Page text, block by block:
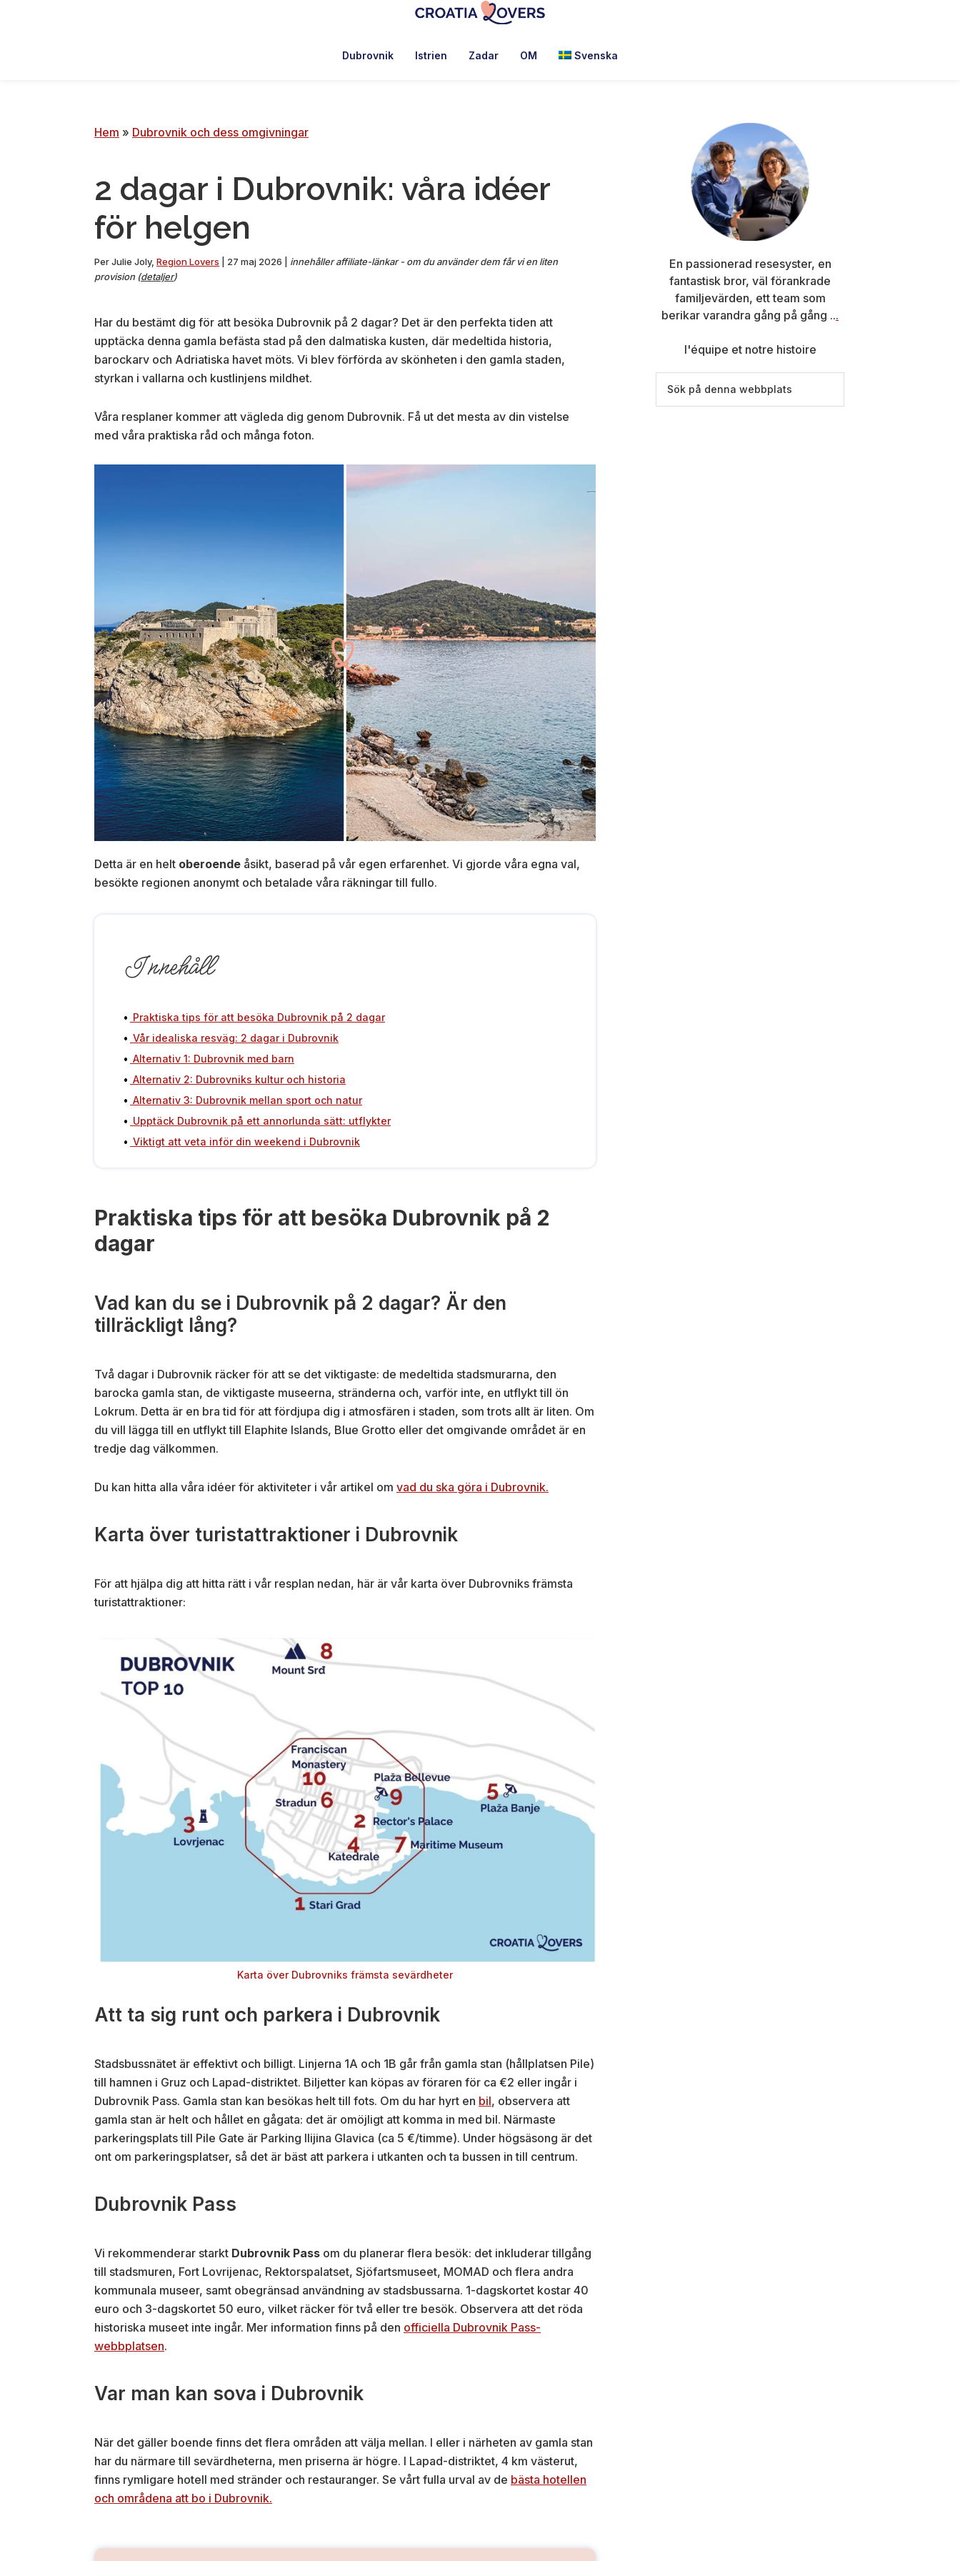
réveiller
blog
de
Manu
Dubrovnik Istrien Zadar OM Svenska
Hem » Dubrovnik och dess omgivningar
2 dagar i Dubrovnik: våra idéer
för helgen
PerJulie Joly, Region Lovers 27 maj 2026
innehåller affiliate-länkar - om du använder dem får vi en liten
provision (detaljer)
Har du bestämt dig för att besöka Dubrovnik på 2 dagar? Det är den perfekta tiden att
upptäcka denna gamla befästa stad på den dalmatiska kusten, där medeltida historia,
barockarv och Adriatiska havet möts. Vi blev förförda av skönheten i den gamla staden,
styrkan i vallarna och kustlinjens mildhet.
Våra resplaner kommer att vägleda dig genom Dubrovnik. Få ut det mesta av din vistelse
med våra praktiska råd och många foton.
Detta är en helt oberoende åsikt, baserad på vår egen erfarenhet. Vi gjorde våra egna val,
besökte regionen anonymt och betalade våra räkningar till fullo.
Innehåll
Praktiska tips för att besöka Dubrovnik på 2 dagar
Vår idealiska resväg: 2 dagar i Dubrovnik
Alternativ 1: Dubrovnik med barn
Alternativ 2: Dubrovniks kultur och historia
Alternativ 3: Dubrovnik mellan sport och natur
Upptäck Dubrovnik på ett annorlunda sätt: utflykter
Viktigt att veta inför din weekend i Dubrovnik
Praktiska tips för att besöka Dubrovnik på 2
dagar
Vad kan du se i Dubrovnik på 2 dagar? Är den
tillräckligt lång?
Två dagar i Dubrovnik räcker för att se det viktigaste: de medeltida stadsmurarna, den
barocka gamla stan, de viktigaste museerna, stränderna och, varför inte, en utflykt till ön
Lokrum. Detta är en bra tid för att fördjupa dig i atmosfären i staden, som trots allt är liten. Om
du vill lägga till en utflykt till Elaphite Islands, Blue Grotto eller det omgivande området är en
tredje dag välkommen.
Du kan hitta alla våra idéer för aktiviteter i vår artikel om vad du ska göra i Dubrovnik.
Karta över turistattraktioner i Dubrovnik
För att hjälpa dig att hitta rätt i vår resplan nedan, här är vår karta över Dubrovniks främsta
turistattraktioner:
Karta över Dubrovniks främsta sevärdheter
Att ta sig runt och parkera i Dubrovnik
Stadsbussnätet är effektivt och billigt. Linjerna 1A och 1B går från gamla stan (hållplatsen Pile)
till hamnen i Gruz och Lapad-distriktet. Biljetter kan köpas av föraren för ca €2 eller ingår i
Dubrovnik Pass. Gamla stan kan besökas helt till fots. Om du har hyrt en bil, observera att
gamla stan är helt och hållet en gågata: det är omöjligt att komma in med bil. Närmaste
parkeringsplats till Pile Gate är Parking Ilijina Glavica (ca 5 €/timme). Under högsäsong är det
ont om parkeringsplatser, så det är bäst att parkera i utkanten och ta bussen in till centrum.
Dubrovnik Pass
Vi rekommenderar starkt Dubrovnik Pass om du planerar flera besök: det inkluderar tillgång
till stadsmuren, Fort Lovrijenac, Rektorspalatset, Sjöfartsmuseet, MOMAD och flera andra
kommunala museer, samt obegränsad användning av stadsbussarna. 1-dagskortet kostar 40
euro och 3-dagskortet 50 euro, vilket räcker för två eller tre besök. Observera att det röda
historiska museet inte ingår. Mer information finns på den officiella Dubrovnik Pass-
webbplatsen.
Var man kan sova i Dubrovnik
När det gäller boende finns det flera områden att välja mellan. I eller i närheten av gamla stan
har du närmare till sevärdheterna, men priserna är högre. I Lapad-distriktet, 4 km västerut,
finns rymligare hotell med stränder och restauranger. Se vårt fulla urval av de bästa hotellen
och områdena att bo i Dubrovnik.
Primärt
sidofält
En passionerad resesyster, en
fantastisk bror, väl förankrade
familjevärden, ett team som
berikar varandra gång på gång ...
l'équipe et notre histoire
på